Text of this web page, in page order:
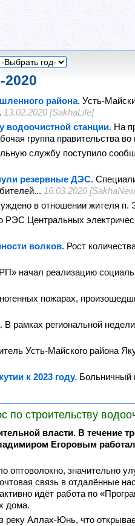
2020
района. Усть-
13.02.2020 [SakhaLife]
водоочистной станции. На
группа правительства во
службу поступило
резервные ДЭС.
16.03.2020
в отношении жителя п.
РЭС Центральных
волков. Рост
начал реализацию
пожарах,
В рамках региональной
Усть-Майского района
к 2023 году. Больничный
строительству
власти. В течение
Егоровым
значительно
связь в отдалённые
идёт работа по
дома.
реку Аллах-Юнь, что